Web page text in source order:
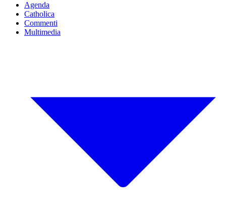
Agenda
Catholica
Commenti
Multimedia